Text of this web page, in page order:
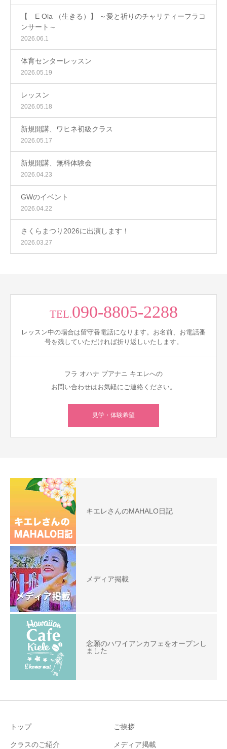
【 E Ola （生きる）】 ～愛と祈りのチャリティーフラコ
ンサート～
2026.06.1
体育センターレッスン
2026.05.19
レッスン
2026.05.18
新規開講、ワヒネ初級クラス
2026.05.17
新規開講、無料体験会
2026.04.23
GWのイベント
2026.04.22
さくらまつり2026に出演します！
2026.03.27
TEL.090-8805-2288
レッスン中の場合は留守番電話になります。お名前、お電話番
号を残していただければ折り返しいたします。
フラ オハナ プアナニ キエレへの
お問い合わせはお気軽にご連絡ください。
見学・体験希望
キエレさんのMAHALO日記
メディア掲載
念願のハワイアンカフェをオープンし
ました
トップ ご挨拶
クラスのご紹介 メディア掲載